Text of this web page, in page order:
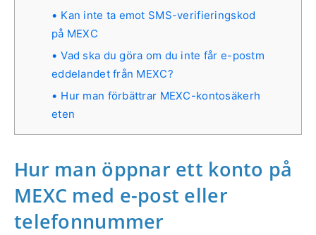
Kan inte ta emot SMS-verifieringskod
på MEXC
Vad ska du göra om du inte får e-postm
eddelandet från MEXC?
Hur man förbättrar MEXC-kontosäkerh
eten
Hur man öppnar ett konto på
MEXC med e-post eller
telefonnummer